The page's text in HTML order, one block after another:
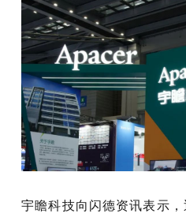
宇瞻科技向闪德资讯表示